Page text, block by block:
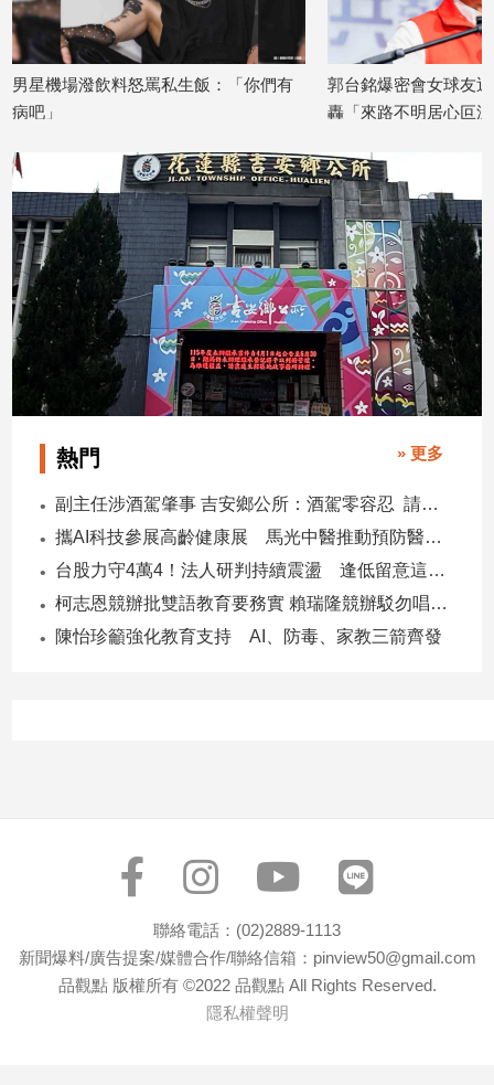
生
活
建
內
設
計
旅
遊/
食
星
座/
理
費
健
子/
感
技/
男星機場潑飲料怒罵私生飯：「你們有
病吧」
郭台銘爆密會女球友
轟「來路不明居心叵
熱門 » 更多
副主任涉酒駕肇事 吉安鄉公所：酒駕零容忍 請辭獲准
攜AI科技參展高齡健康展 馬光中醫推動預防醫學迎接長壽新經濟
台股力守4萬4！法人研判持續震盪 逢低留意這些族群
柯志恩競辦批雙語教育要務實 賴瑞隆競辦駁勿唱衰高雄
陳怡珍籲強化教育支持 AI、防毒、家教三箭齊發
聯絡電話：(02)2889-1113
新聞爆料/廣告提案/媒體合作/聯絡信箱：pinview50@gmail.com
品觀點 版權所有 ©2022 品觀點 All Rights Reserved.
隱私權聲明